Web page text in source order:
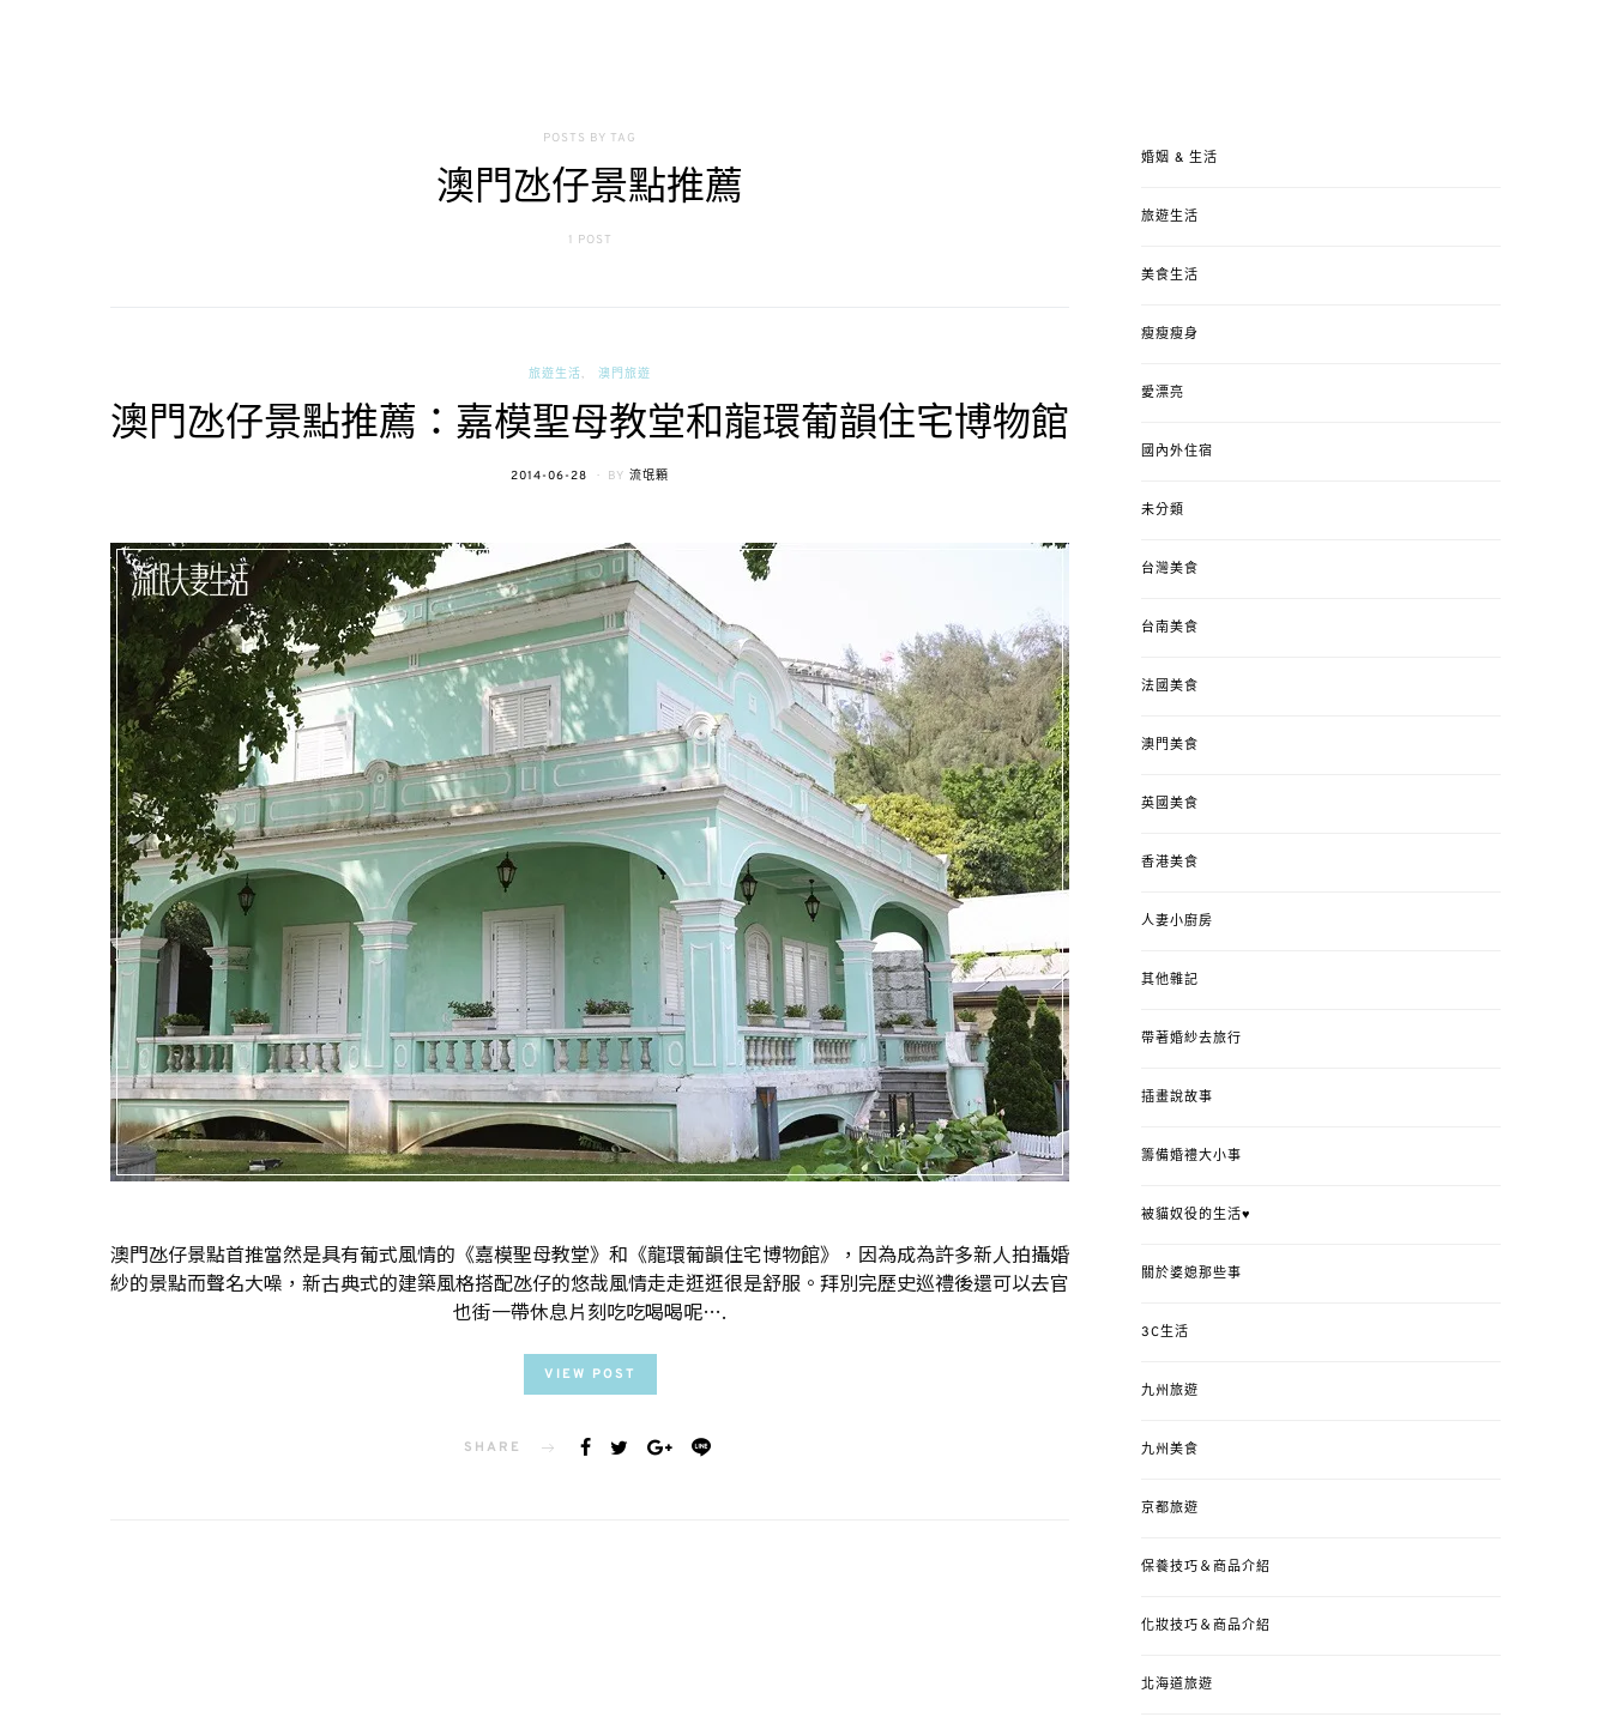
POSTS BY TAG
澳門氹仔景點推薦
1 POST
旅遊生活 澳門旅遊
澳門氹仔景點推薦：嘉模聖母教堂和龍環葡韻住宅博物館
POSTED
2014-06-28 BY 流氓顆
澳門氹仔景點首推當然是具有葡式風情的《嘉模聖母教堂》和《龍環葡韻住宅博物館》，因為成為許多新人拍攝婚
紗的景點而聲名大噪，新古典式的建築風格搭配氹仔的悠哉風情走走逛逛很是舒服。拜別完歷史巡禮後還可以去官
也街一帶休息片刻吃吃喝喝呢….
VIEW POST
SHARE
婚姻 & 生活
旅遊生活
美食生活
瘦瘦瘦身
愛漂亮
國內外住宿
未分類
台灣美食
台南美食
法國美食
澳門美食
英國美食
香港美食
人妻小廚房
其他雜記
帶著婚紗去旅行
插畫說故事
籌備婚禮大小事
被貓奴役的生活♥
關於婆媳那些事
3C生活
九州旅遊
九州美食
京都旅遊
保養技巧＆商品介紹
化妝技巧＆商品介紹
北海道旅遊